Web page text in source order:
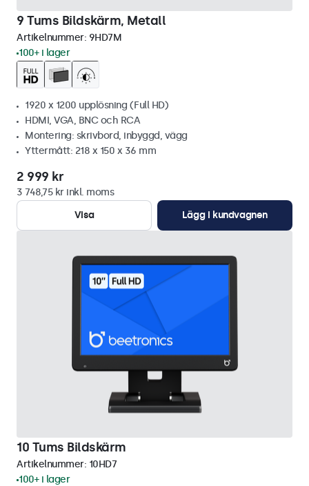
9 Tums Bildskärm, Metall
Artikelnummer: 9HD7M
100+ i lager
1920 x 1200 upplösning (Full HD)
HDMI, VGA, BNC och RCA
Montering: skrivbord, inbyggd, vägg
Yttermått: 218 x 150 x 36 mm
2 999 kr
3 748,75 kr inkl. moms
Visa
Lägg i kundvagnen
10 Tums Bildskärm
Artikelnummer: 10HD7
100+ i lager